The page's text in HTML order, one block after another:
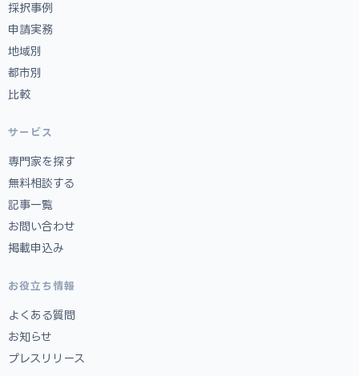
採択事例
申請実務
地域別
都市別
比較
サービス
専門家を探す
無料相談する
記事一覧
お問い合わせ
掲載申込み
お役立ち情報
よくある質問
お知らせ
プレスリリース